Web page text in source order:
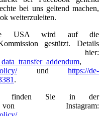
bei uns geltend machen,
weiterzuleiten.
USA wird auf die
gestützt. Details
hier:
,
und https://de-
.
finden Sie in der
von Instagram: